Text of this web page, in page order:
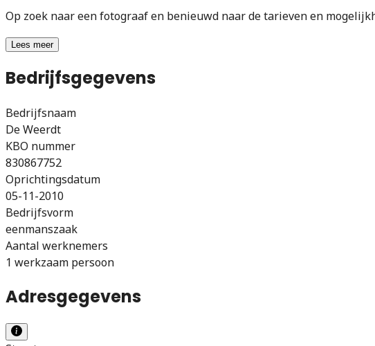
Op zoek naar een fotograaf en benieuwd naar de tarieven en
Lees meer
Bedrijfsgegevens
Bedrijfsnaam
De Weerdt
KBO nummer
830867752
Oprichtingsdatum
05-11-2010
Bedrijfsvorm
eenmanszaak
Aantal werknemers
1 werkzaam persoon
Adresgegevens